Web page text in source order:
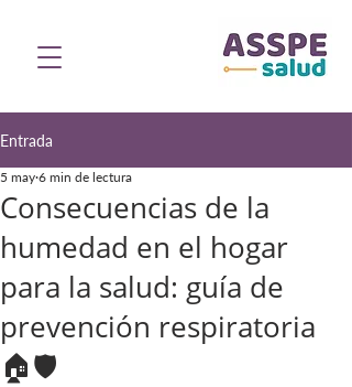
Entrada
Consecuencias de la
humedad en el hogar
para la salud: guía de
prevención respiratoria
🏠🛡️
5 may 6 min de lectura